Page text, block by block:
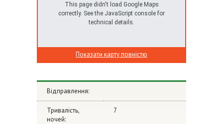
This page didn't load Google Maps
correctly. See the JavaScript console for
technical details.
Показати карту повністю
Відправлення:
Тривалість,
ночей:
7